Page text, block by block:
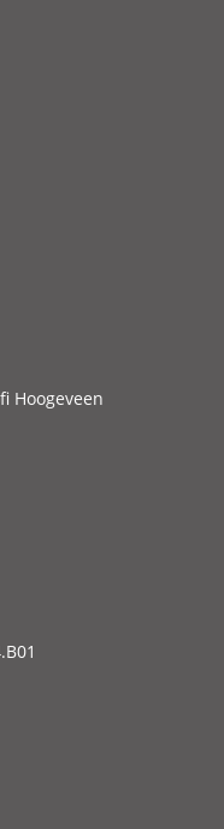
Hoogeveen